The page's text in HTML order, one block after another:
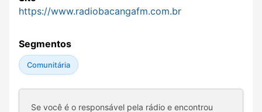
https://www.radiobacangafm.com.br
Segmentos
Comunitária
Se você é o responsável pela rádio e encontrou